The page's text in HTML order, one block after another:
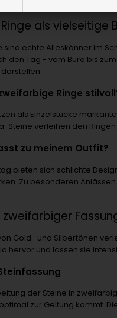
auf einen individuellen Stil
als vielseitige
sind echte Alleskönner im
den Tag - vom Büro bis
Ringe
als Einzelstücke
Steine verleihen den
zu meinem Outfit?
bieten sich schlichte
Zu besonderen
zweifarbiger
Gold- und Silbertönen
hervor und lassen sie
der Steine in
zur Geltung kommt.